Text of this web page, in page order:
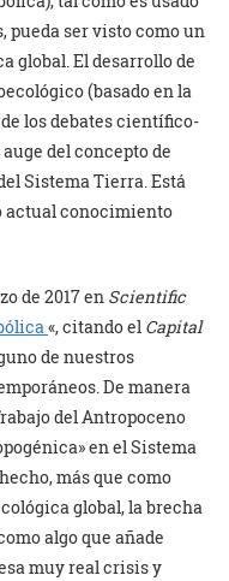
pueda ser visto como un
global. El desarrollo de
(basado en la
los debates científico-
del concepto de
Sistema Tierra. Está
actual conocimiento
de 2017 en Scientific
«, citando el Capital
de nuestros
De manera
del Antropoceno
en el Sistema
más que como
global, la brecha
algo que añade
muy real crisis y